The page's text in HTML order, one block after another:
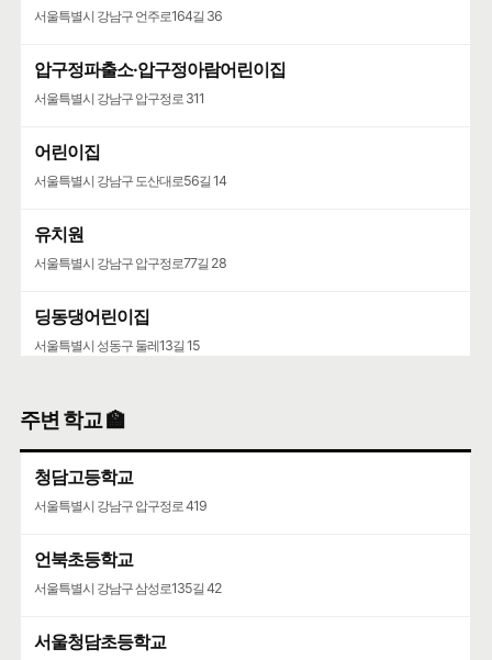
서울특별시 강남구 언주로164길 36
압구정파출소·압구정아람어린이집
서울특별시 강남구 압구정로 311
어린이집
서울특별시 강남구 도산대로56길 14
유치원
서울특별시 강남구 압구정로77길 28
딩동댕어린이집
서울특별시 성동구 둘레13길 15
서울특별시 성동구 성수이로6길 10-2
주변 학교 🏫
청담고등학교
서울특별시 강남구 압구정로 419
언북초등학교
서울특별시 강남구 삼성로135길 42
서울청담초등학교